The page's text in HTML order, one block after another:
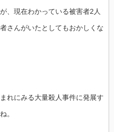
、現在わかっている被害者2人
さんがいたとしてもおかしくな
れにみる大量殺人事件に発展す
。